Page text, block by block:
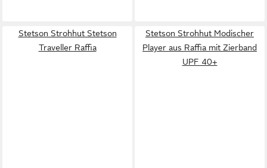
Stetson Strohhut Stetson
Traveller Raffia
Stetson Strohhut Modischer
Player aus Raffia mit Zierband
UPF 40+